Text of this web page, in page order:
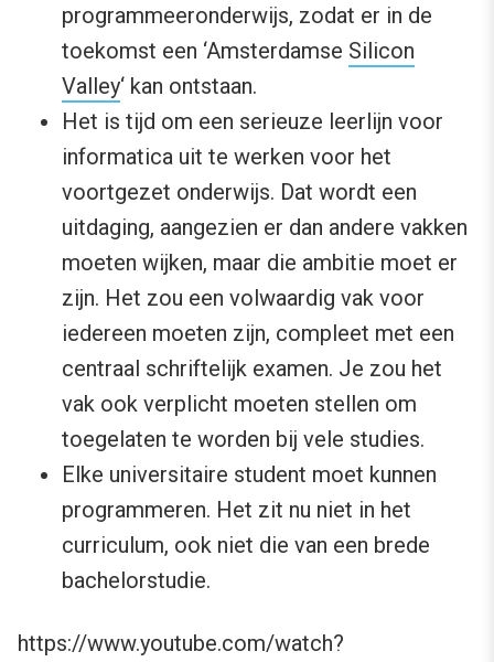
programmeeronderwijs, zodat er in de
toekomst een ‘Amsterdamse Silicon
Valley‘ kan ontstaan.
Het is tijd om een serieuze leerlijn voor
informatica uit te werken voor het
voortgezet onderwijs. Dat wordt een
uitdaging, aangezien er dan andere vakken
moeten wijken, maar die ambitie moet er
zijn. Het zou een volwaardig vak voor
iedereen moeten zijn, compleet met een
centraal schriftelijk examen. Je zou het
vak ook verplicht moeten stellen om
toegelaten te worden bij vele studies.
Elke universitaire student moet kunnen
programmeren. Het zit nu niet in het
curriculum, ook niet die van een brede
bachelorstudie.
https://www.youtube.com/watch?